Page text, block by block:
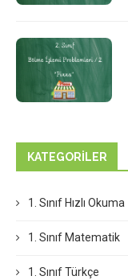
KATEGORILER
1. Sınıf Hızlı Okuma
1. Sınıf Matematik
1. Sınıf Türkçe